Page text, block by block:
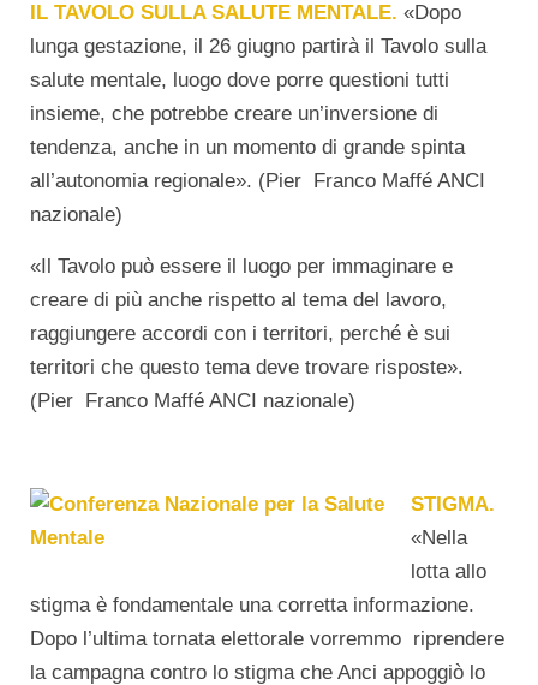
IL TAVOLO SULLA SALUTE MENTALE. «Dopo
lunga gestazione, il 26 giugno partirà il Tavolo sulla
salute mentale, luogo dove porre questioni tutti
insieme, che potrebbe creare un’inversione di
tendenza, anche in un momento di grande spinta
all’autonomia regionale». (Pier Franco Maffé ANCI
nazionale)
«Il Tavolo può essere il luogo per immaginare e
creare di più anche rispetto al tema del lavoro,
raggiungere accordi con i territori, perché è sui
territori che questo tema deve trovare risposte».
(Pier Franco Maffé ANCI nazionale)
STIGMA.
«Nella
lotta allo
stigma è fondamentale una corretta informazione.
Dopo l’ultima tornata elettorale vorremmo riprendere
la campagna contro lo stigma che Anci appoggiò lo